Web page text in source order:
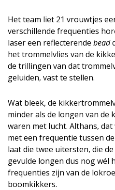
Het team liet 21 vrouwtjes
verschillende frequenties
laser een reflecterende bead
het trommelvlies van de
de trillingen van dat
geluiden, vast te stellen.
Wat bleek, de
minder als de longen van de
waren met lucht. Althans,
met een frequentie tussen
laat die twee uitersten, die
gevulde longen dus nog wél
frequenties zijn van de
boomkikkers.